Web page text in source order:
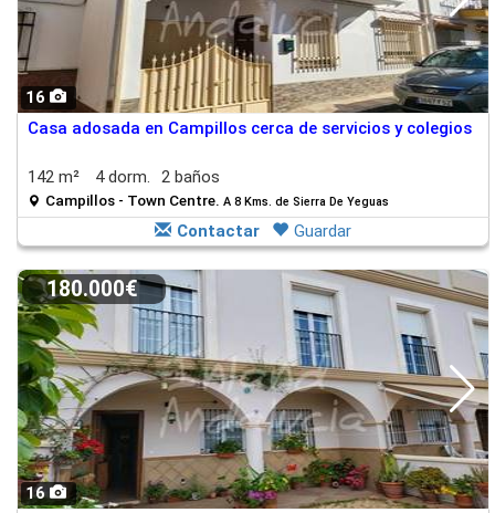
16
Casa adosada en Campillos cerca de servicios y colegios
142 m² 4 dorm. 2 baños
Campillos - Town Centre. A 8 Kms. de Sierra De Yeguas
Contactar Guardar
16
180.000€